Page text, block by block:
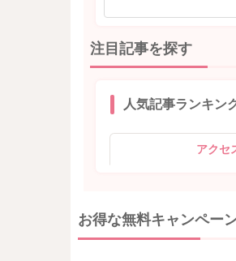
注目記事を探す
人気記事ランキン
アクセ
お得な無料キャンペー